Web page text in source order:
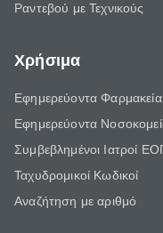
Ραντεβού με Τεχνικούς
Χρήσιμα
Εφημερεύοντα Φαρμακεία
Εφημερεύοντα
Συμβεβλημένοι Ιατροί
Ταχυδρομικοί Κωδικοί
Αναζήτηση με αριθμό